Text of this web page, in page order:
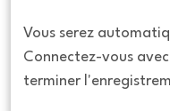
Vous serez
Connectez-vous
terminer